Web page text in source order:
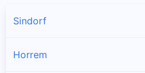
Sindorf
Horrem